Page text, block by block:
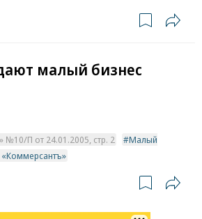
малый бизнес
№10/П от 24.01.2005, стр. 2
Малый
«Коммерсантъ»